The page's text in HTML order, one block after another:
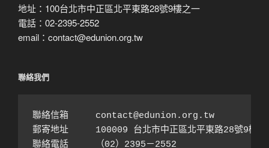
地址：100台北市中正區北平東路28號9樓之一
電話：02-2395-2552
email：contact@edunion.org.tw
聯絡我們
聯絡信箱　　　contact@edunion.org.tw
郵寄地址　　　100009 台北市中正區北平東路28號9樓之
聯絡電話　　　（02）2395－2552